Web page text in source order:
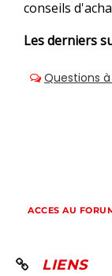
conseils
Les derniers
ACCES AU
LIENS